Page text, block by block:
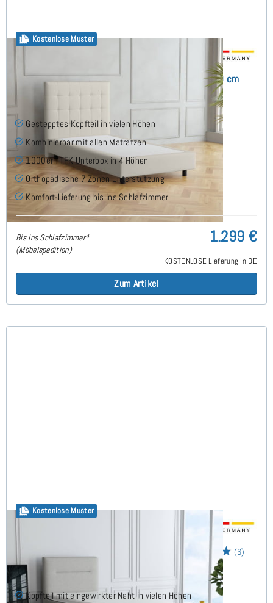
Kostenlose Muster
Monte Boxspringbett ohne Matratze 100x220 cm
Gestepptes Kopfteil in vielen Höhen
Kombinierbar mit allen Matratzen
1000er TTFK Unterbox in 4 Höhen
Orthopädische 7 Zonen Unterstützung
Komfort-Lieferung bis ins Schlafzimmer
Bis ins Schlafzimmer*
(Möbelspedition)
1.299 €
KOSTENLOSE Lieferung in DE
Zum Artikel
Kostenlose Muster
(6)
Kopfteil mit eingewirkter Naht in vielen Höhen